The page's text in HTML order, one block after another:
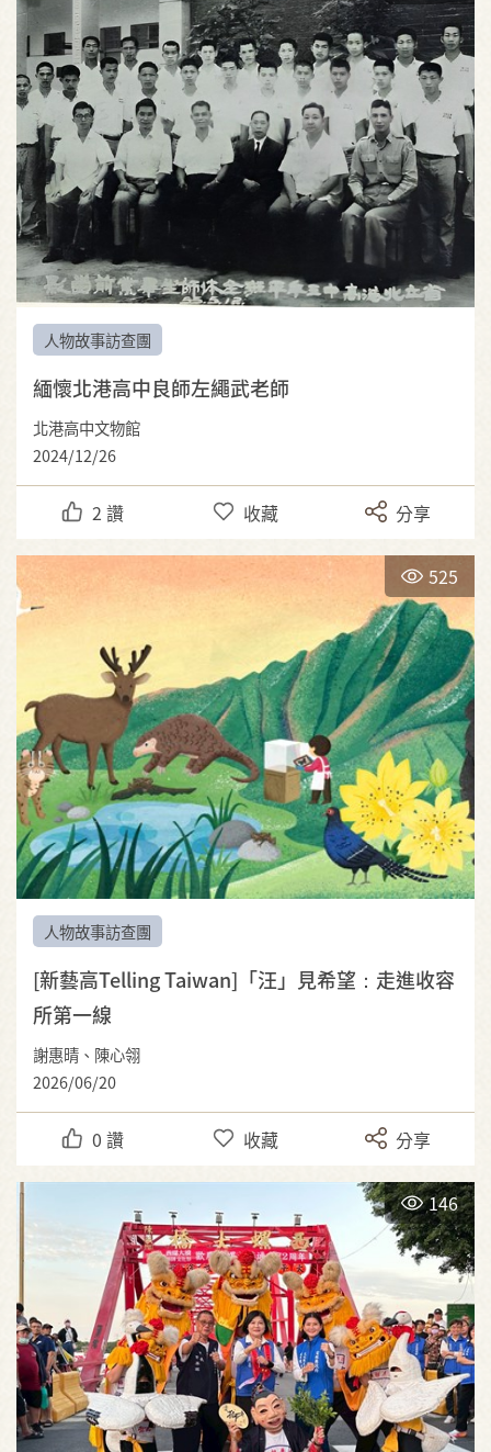
人物故事訪查團
緬懷北港高中良師左繩武老師
北港高中文物館
2024/12/26
2 讚 收藏 分享
525
人物故事訪查團
[新藝高Telling Taiwan]「汪」見希望：走進收容
所第一線
謝惠晴、陳心翎
2026/06/20
0 讚 收藏 分享
146